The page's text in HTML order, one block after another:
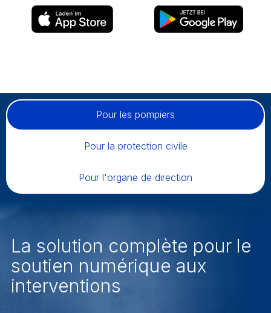
AppStore PlayStore
Pour les pompiers
Pour la protection civile
Pour l'organe de direction
La solution complète pour le
soutien numérique aux
interventions